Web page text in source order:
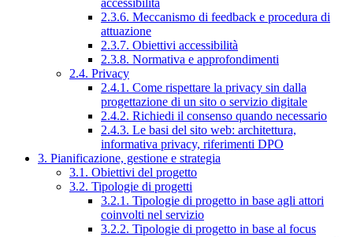
accessibilità
2.3.6. Meccanismo di feedback e procedura di
attuazione
2.3.7. Obiettivi accessibilità
2.3.8. Normativa e approfondimenti
2.4. Privacy
2.4.1. Come rispettare la privacy sin dalla
progettazione di un sito o servizio digitale
2.4.2. Richiedi il consenso quando necessario
2.4.3. Le basi del sito web: architettura,
informativa privacy, riferimenti DPO
3. Pianificazione, gestione e strategia
3.1. Obiettivi del progetto
3.2. Tipologie di progetti
3.2.1. Tipologie di progetto in base agli attori
coinvolti nel servizio
3.2.2. Tipologie di progetto in base al focus